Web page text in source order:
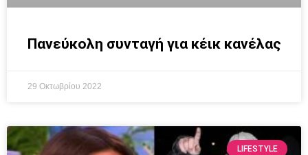
Πανεύκολη συνταγή για κέικ κανέλας
29 Οκτωβρίου 2022
LIFESTYLE